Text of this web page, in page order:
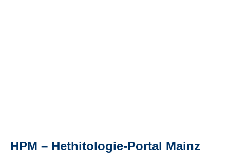
HPM – Hethitologie-Portal Mainz